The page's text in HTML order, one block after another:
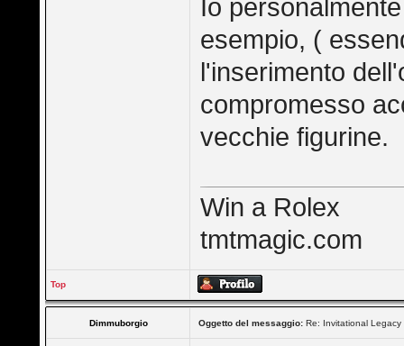
Io
esempio, (
l'inserimento
compromesso
vecchie figurine.
Win a Rolex
tmtmagic.com
Top
Dimmuborgio Oggetto del messaggio: Re: Invitational Legacy